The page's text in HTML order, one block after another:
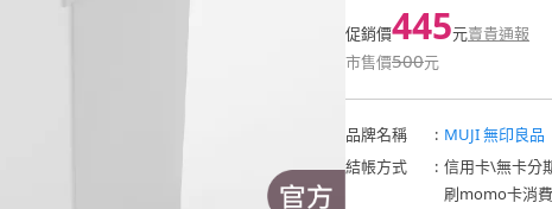
促銷價445元賣貴通報
市售價500元
品牌名稱 : MUJI 無印良品
結帳方式
: 信用卡\無卡分
刷momo卡消